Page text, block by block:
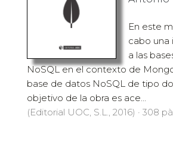
En este
cabo una
a las
NoSQL en el contexto de
base de datos NoSQL de tipo
objetivo de la obra es ace...
(Editorial UOC, S.L., 2016) · 308